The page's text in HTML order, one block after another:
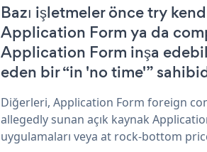
Bazı işletmeler önce try
Application Form ya da
Application Form inşa
eden bir “in 'no time'”
Diğerleri, Application Form foreign
allegedly sunan açık kaynak
uygulamaları veya at rock-bottom